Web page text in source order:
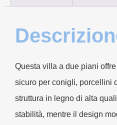
Questa villa a due piani
sicuro per conigli, porcellini
struttura in legno di alta
stabilità, mentre il design